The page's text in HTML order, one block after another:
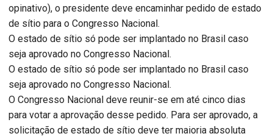
opinativo), o presidente deve encaminhar pedido de estado
de sítio para o Congresso Nacional.
O estado de sítio só pode ser implantado no Brasil caso
seja aprovado no Congresso Nacional.
O estado de sítio só pode ser implantado no Brasil caso
seja aprovado no Congresso Nacional.
O Congresso Nacional deve reunir-se em até cinco dias
para votar a aprovação desse pedido. Para ser aprovado, a
solicitação de estado de sítio deve ter maioria absoluta